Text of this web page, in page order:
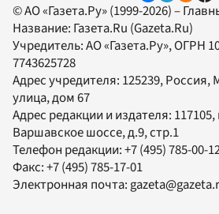
© АО «Газета.Ру» (1999-2026) –
Название: Газета.Ru (Gazeta.Ru)
Учредитель:АО «Газета.Ру», ОГРН
7743625728
Адрес учредителя: 125239, Россия,
улица, дом 67
Адрес редакции и издателя: 117105,
Варшавское шоссе, д.9, стр.1
Телефон редакции:+7 (495) 785-00-
Факс:+7 (495) 785-17-01
Электронная почта: